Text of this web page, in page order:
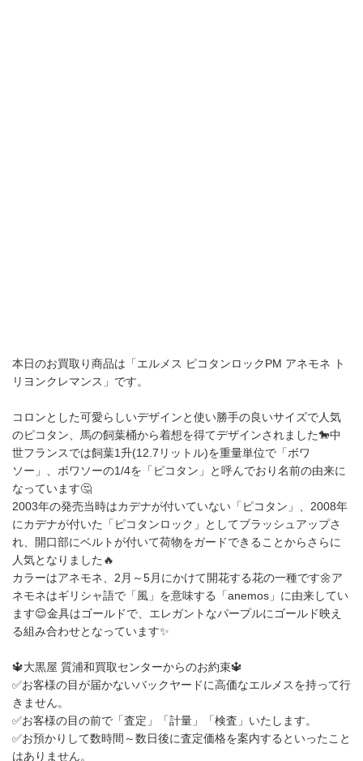
本日のお買取り商品は「エルメス ピコタンロックPM アネモネ ト
リヨンクレマンス」です。
コロンとした可愛らしいデザインと使い勝手の良いサイズで人気
のピコタン、馬の飼葉桶から着想を得てデザインされました🐎中
世フランスでは飼葉1升(12.7リットル)を重量単位で「ボワ
ソー」、ボワソーの1/4を「ピコタン」と呼んでおり名前の由来に
なっています🤔
2003年の発売当時はカデナが付いていない「ピコタン」、2008年
にカデナが付いた「ピコタンロック」としてブラッシュアップさ
れ、開口部にベルトが付いて荷物をガードできることからさらに
人気となりました🔥
カラーはアネモネ、2月～5月にかけて開花する花の一種です🌼ア
ネモネはギリシャ語で「風」を意味する「anemos」に由来してい
ます😌金具はゴールドで、エレガントなパープルにゴールド映え
る組み合わせとなっています✨
🔱大黒屋 質浦和買取センターからのお約束🔱
✅お客様の目が届かないバックヤードに高価なエルメスを持って行
きません。
✅お客様の目の前で「査定」「計量」「検査」いたします。
✅お預かりして数時間～数日後に査定価格を案内するといったこと
はありません。